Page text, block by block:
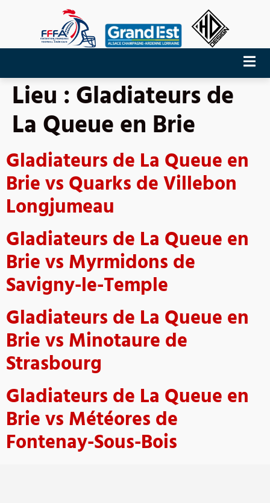
Lieu :Gladiateurs de
La Queue en Brie
Gladiateurs de La Queue en
Brie vs Quarks de Villebon
Longjumeau
Gladiateurs de La Queue en
Brie vs Myrmidons de
Savigny-le-Temple
Gladiateurs de La Queue en
Brie vs Minotaure de
Strasbourg
Gladiateurs de La Queue en
Brie vs Météores de
Fontenay-Sous-Bois